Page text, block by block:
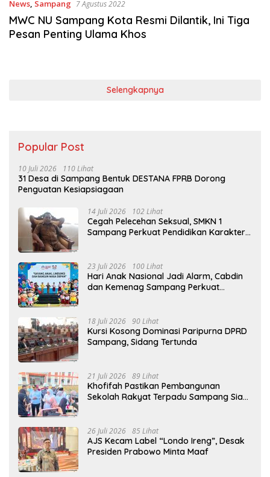
News, Sampang 7 Agustus 2022
MWC NU Sampang Kota Resmi Dilantik, Ini Tiga
Pesan Penting Ulama Khos
Selengkapnya
Popular Post
10 Juli 2026 110 Lihat
31 Desa di Sampang Bentuk DESTANA FPRB Dorong
Penguatan Kesiapsiagaan
14 Juli 2026 102 Lihat
Cegah Pelecehan Seksual, SMKN 1
Sampang Perkuat Pendidikan Karakter
23 Juli 2026 100 Lihat
Hari Anak Nasional Jadi Alarm, Cabdin
dan Kemenag Sampang Perkuat
18 Juli 2026 90 Lihat
Kursi Kosong Dominasi Paripurna DPRD
Sampang, Sidang Tertunda
21 Juli 2026 89 Lihat
Khofifah Pastikan Pembangunan
Sekolah Rakyat Terpadu Sampang Siap
26 Juli 2026 85 Lihat
AJS Kecam Label “Londo Ireng”, Desak
Presiden Prabowo Minta Maaf